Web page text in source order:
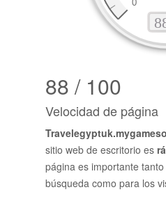
88 / 100
Velocidad de página
sitio web de escritorio es
página es importante
búsqueda como para los